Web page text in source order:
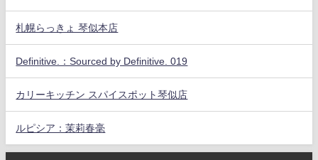
札幌らっきょ 琴似本店
Definitive.：Sourced by Definitive. 019
カリーキッチン スパイスポット琴似店
ルピシア：茉莉春毫